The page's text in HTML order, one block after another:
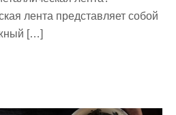
лента представляет собой
[…]